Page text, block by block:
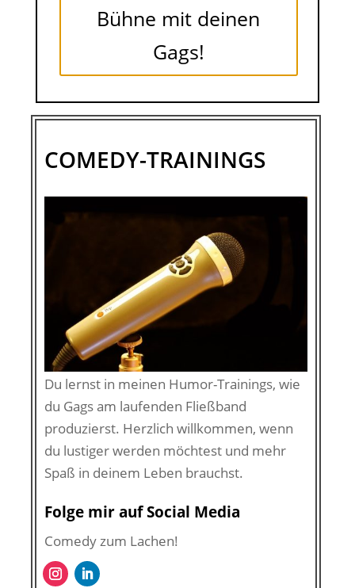
Bühne mit deinen
Gags!
COMEDY-TRAININGS
Du lernst in meinen Humor-Trainings, wie
du Gags am laufenden Fließband
produzierst. Herzlich willkommen, wenn
du lustiger werden möchtest und mehr
Spaß in deinem Leben brauchst.
Folge mir auf Social Media
Comedy zum Lachen!